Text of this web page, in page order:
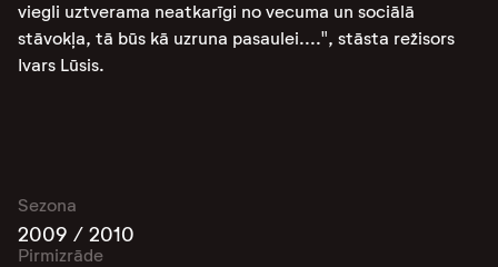
viegli uztverama neatkarīgi no vecuma un sociālā
stāvokļa, tā būs kā uzruna pasaulei....", stāsta režisors
Ivars Lūsis.
Sezona
2009 / 2010
Pirmizrāde